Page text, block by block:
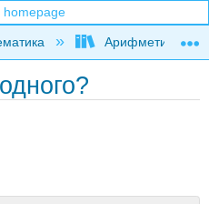
hierarchyАрифметика та